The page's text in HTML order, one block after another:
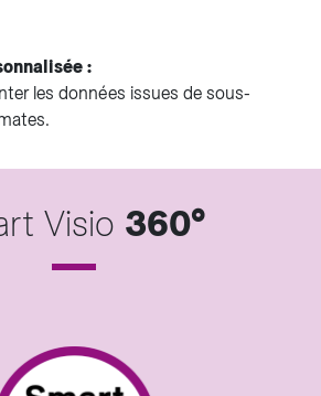
:
les données issues de sous-
Visio 360°